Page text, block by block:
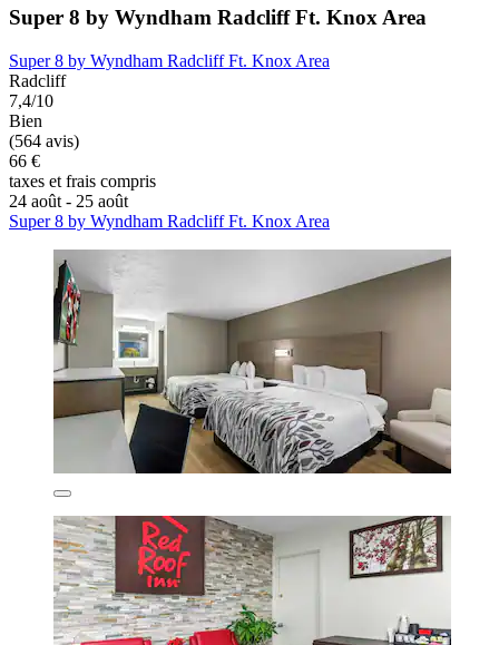
Super 8 by Wyndham Radcliff Ft. Knox Area
Super 8 by Wyndham Radcliff Ft. Knox Area
Radcliff
7,4/10
Bien
(564 avis)
66 €
taxes et frais compris
24 août - 25 août
Super 8 by Wyndham Radcliff Ft. Knox Area